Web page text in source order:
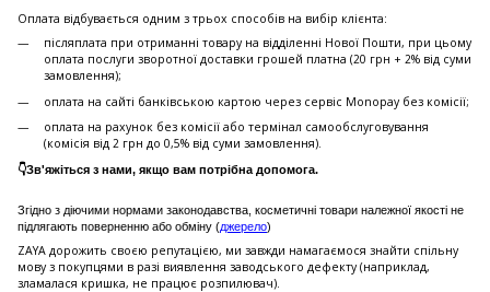
Оплата відбувається одним з трьох способів на вибір клієнта:
післяплата при отриманні товару на відділенні Нової Пошти, при цьому
оплата послуги зворотної доставки грошей платна (20 грн + 2% від суми
замовлення);
оплата на сайті банківською картою через сервіс Monopay без комісії;
оплата на рахунок без комісії або термінал самообслуговування
(комісія від 2 грн до 0,5% від суми замовлення).
👇Зв'яжіться з нами, якщо вам потрібна допомога.
Згідно з діючими нормами законодавства, косметичні товари належної якості не
підлягають поверненню або обміну (джерело)
ZAYA дорожить своєю репутацією, ми завжди намагаємося знайти спільну
мову з покупцями в разі виявлення заводського дефекту (наприклад,
зламалася кришка, не працює розпилювач).